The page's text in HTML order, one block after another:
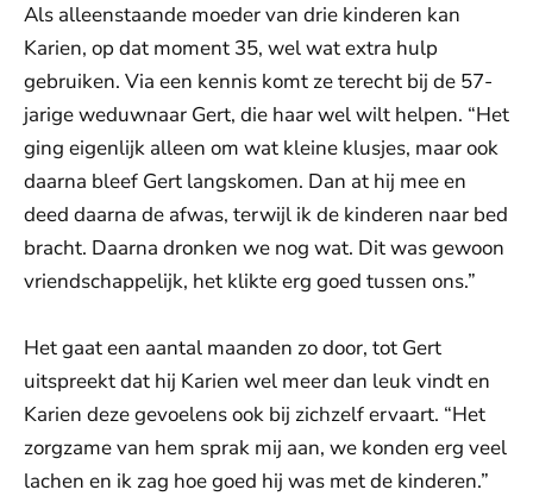
Als alleenstaande moeder van drie kinderen kan
Karien, op dat moment 35, wel wat extra hulp
gebruiken. Via een kennis komt ze terecht bij de 57-
jarige weduwnaar Gert, die haar wel wilt helpen. “Het
ging eigenlijk alleen om wat kleine klusjes, maar ook
daarna bleef Gert langskomen. Dan at hij mee en
deed daarna de afwas, terwijl ik de kinderen naar bed
bracht. Daarna dronken we nog wat. Dit was gewoon
vriendschappelijk, het klikte erg goed tussen ons.”
Het gaat een aantal maanden zo door, tot Gert
uitspreekt dat hij Karien wel meer dan leuk vindt en
Karien deze gevoelens ook bij zichzelf ervaart. “Het
zorgzame van hem sprak mij aan, we konden erg veel
lachen en ik zag hoe goed hij was met de kinderen.”